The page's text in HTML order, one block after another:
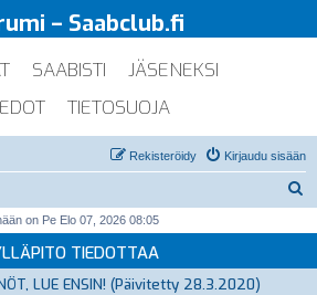
– Saabclub.fi
SAABISTI
JÄSENEKSI
TIETOSUOJA
Kirjaudu sisään
Rekisteröidy
i
on Pe Elo 07, 2026 08:05
TIEDOTTAA
LUE ENSIN! (Päivitetty 28.3.2020)